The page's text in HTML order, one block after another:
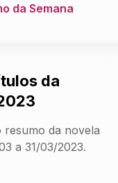
da Semana
da
da novela
a 31/03/2023.